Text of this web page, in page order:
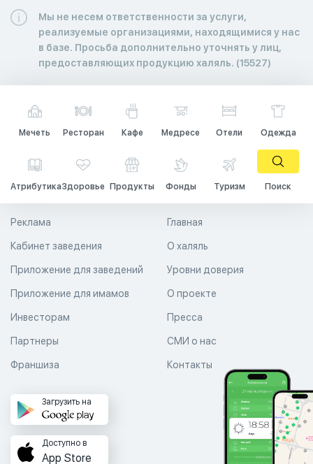
Мы не несем ответственности за услуги,
реализуемые организациями, находящимися у нас
в базе. Просьба дополнительно уточнять у лиц,
предоставляющих продукцию халяль. (15527)
Мечеть Ресторан Кафе Медресе Отели Одежда
АтрибутикаЗдоровье Продукты Фонды Туризм Поиск
Главная
О халяль
Уровни доверия
Реклама
Кабинет заведения
Приложение для заведений
Приложение для имамов О проекте
Пресса
СМИ о нас
Контакты
Инвесторам
Партнеры
Франшиза
Загрузить на
Доступно в
App Store